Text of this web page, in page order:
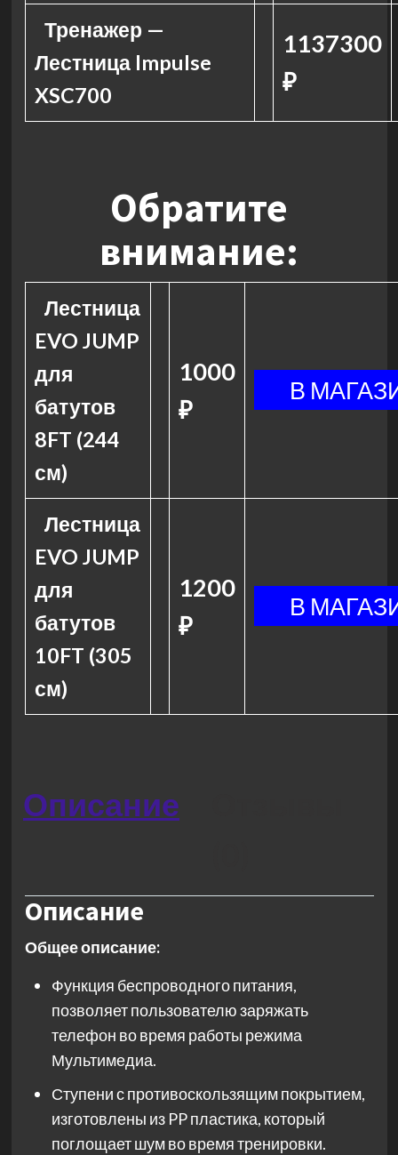
Тренажер —
Лестница Impulse
XSC700
1137300
₽
Обратите
внимание:
Лестница
EVO JUMP
для
батутов
8FT (244
см)
1000
₽
Лестница
EVO JUMP
для
батутов
10FT (305
см)
1200
₽
Описание
Описание
Общее описание:
Функция беспроводного питания,
позволяет пользователю заряжать
телефон во время работы режима
Мультимедиа.
Ступени с противоскользящим покрытием,
изготовлены из PP пластика, который
поглощает шум во время тренировки.